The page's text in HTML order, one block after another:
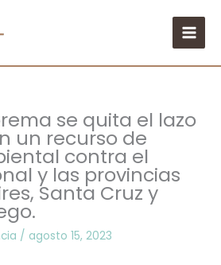
se quita el lazo
un recurso de
contra el
y las provincias
Santa Cruz y
/ agosto 15, 2023